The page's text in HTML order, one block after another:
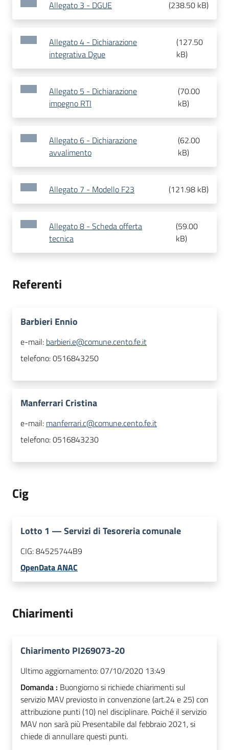
Allegato 3 - DGUE (238.50 kB)
Allegato 4 - Dichiarazione
integrativa Dgue
(127.50
kB)
Allegato 5 - Dichiarazione
impegno RTI
(70.00
kB)
Allegato 6 - Dichiarazione
avvalimento
(62.00
kB)
Allegato 7 - Modello F23 (121.98 kB)
Allegato 8 - Scheda offerta
tecnica
(59.00
kB)
Referenti
Barbieri Ennio
e-mail: barbieri.e@comune.cento.fe.it
telefono:0516843250
Manferrari Cristina
e-mail: manferrari.c@comune.cento.fe.it
telefono:0516843230
Cig
Lotto 1 —Servizi di Tesoreria comunale
CIG:84525744B9
OpenData ANAC
Chiarimenti
Chiarimento PI269073-20
Ultimo aggiornamento:07/10/2020 13:49
Domanda : Buongiorno si richiede chiarimenti sul
servizio MAV previosto in convenzione (art.24 e 25) con
attribuzione punti (10) nel disciplinare. Poiché il servizio
MAV non sarà più Presentabile dal febbraio 2021, si
chiede di annullare questi punti.